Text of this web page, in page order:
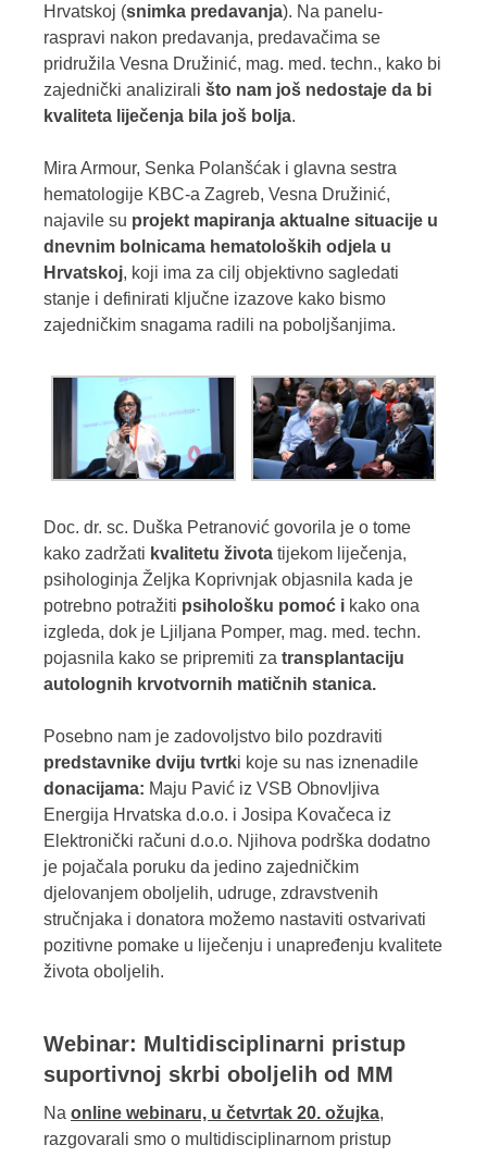
Hrvatskoj (snimka predavanja). Na panelu-
raspravi nakon predavanja, predavačima se
pridružila Vesna Družinić, mag. med. techn., kako bi
zajednički analizirali što nam još nedostaje da bi
kvaliteta liječenja bila još bolja.
Mira Armour, Senka Polanšćak i glavna sestra
hematologije KBC-a Zagreb, Vesna Družinić,
najavile su projekt mapiranja aktualne situacije u
dnevnim bolnicama hematoloških odjela u
Hrvatskoj, koji ima za cilj objektivno sagledati
stanje i definirati ključne izazove kako bismo
zajedničkim snagama radili na poboljšanjima.
Doc. dr. sc. Duška Petranović govorila je o tome
kako zadržati kvalitetu života tijekom liječenja,
psihologinja Željka Koprivnjak objasnila kada je
potrebno potražiti psihološku pomoć i kako ona
izgleda, dok je Ljiljana Pomper, mag. med. techn.
pojasnila kako se pripremiti za transplantaciju
autolognih krvotvornih matičnih stanica.
Posebno nam je zadovoljstvo bilo pozdraviti
predstavnike dviju tvrtki koje su nas iznenadile
donacijama: Maju Pavić iz VSB Obnovljiva
Energija Hrvatska d.o.o. i Josipa Kovačeca iz
Elektronički računi d.o.o. Njihova podrška dodatno
je pojačala poruku da jedino zajedničkim
djelovanjem oboljelih, udruge, zdravstvenih
stručnjaka i donatora možemo nastaviti ostvarivati
pozitivne pomake u liječenju i unapređenju kvalitete
života oboljelih.
Webinar: Multidisciplinarni pristup
suportivnoj skrbi oboljelih od MM
Na online webinaru, u četvrtak 20. ožujka,
razgovarali smo o multidisciplinarnom pristup